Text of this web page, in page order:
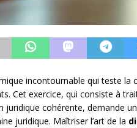
incontournable qui teste la
Cet exercice, qui consiste à
cohérente, demande
juridique. Maîtriser l’art de la